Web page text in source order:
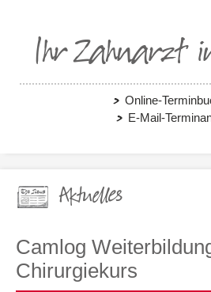
Ihr Zahnarzt
Online-
E-Mail-
Aktuelles
Camlog
Chirurgiekurs